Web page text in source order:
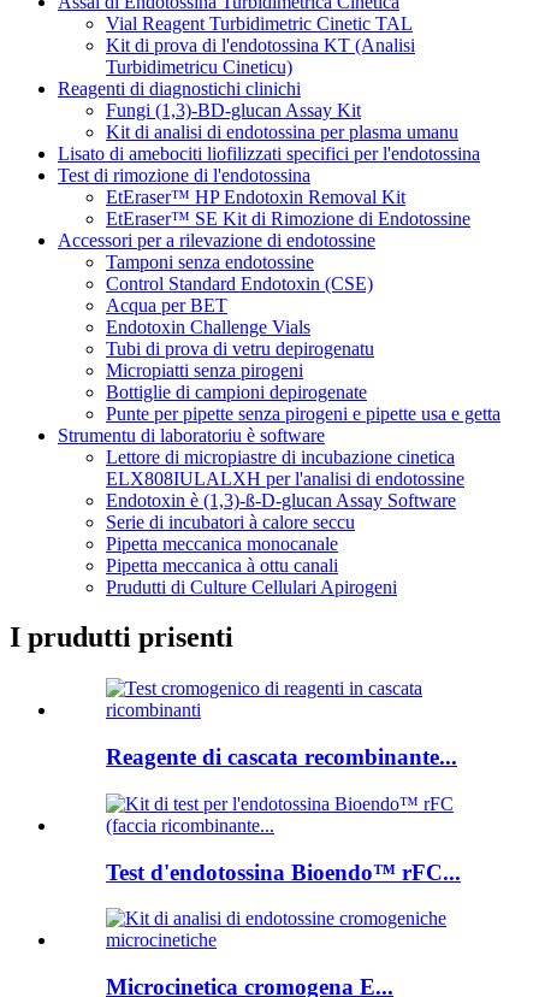
Vial Reagent Turbidimetric Cinetic TAL
Kit di prova di l'endotossina KT (Analisi
Turbidimetricu Cineticu)
Reagenti di diagnostichi clinichi
Fungi (1,3)-BD-glucan Assay Kit
Kit di analisi di endotossina per plasma umanu
Lisato di amebociti liofilizzati specifici per l'endotossina
Test di rimozione di l'endotossina
EtEraser™ HP Endotoxin Removal Kit
EtEraser™ SE Kit di Rimozione di Endotossine
Accessori per a rilevazione di endotossine
Tamponi senza endotossine
Control Standard Endotoxin (CSE)
Acqua per BET
Endotoxin Challenge Vials
Tubi di prova di vetru depirogenatu
Micropiatti senza pirogeni
Bottiglie di campioni depirogenate
Punte per pipette senza pirogeni e pipette usa e getta
Strumentu di laboratoriu è software
Lettore di micropiastre di incubazione cinetica
ELX808IULALXH per l'analisi di endotossine
Endotoxin è (1,3)-ß-D-glucan Assay Software
Serie di incubatori à calore seccu
Pipetta meccanica monocanale
Pipetta meccanica à ottu canali
Prudutti di Culture Cellulari Apirogeni
I prudutti prisenti
Reagente di cascata recombinante...
Test d'endotossina Bioendo™ rFC...
Microcinetica cromogena E...